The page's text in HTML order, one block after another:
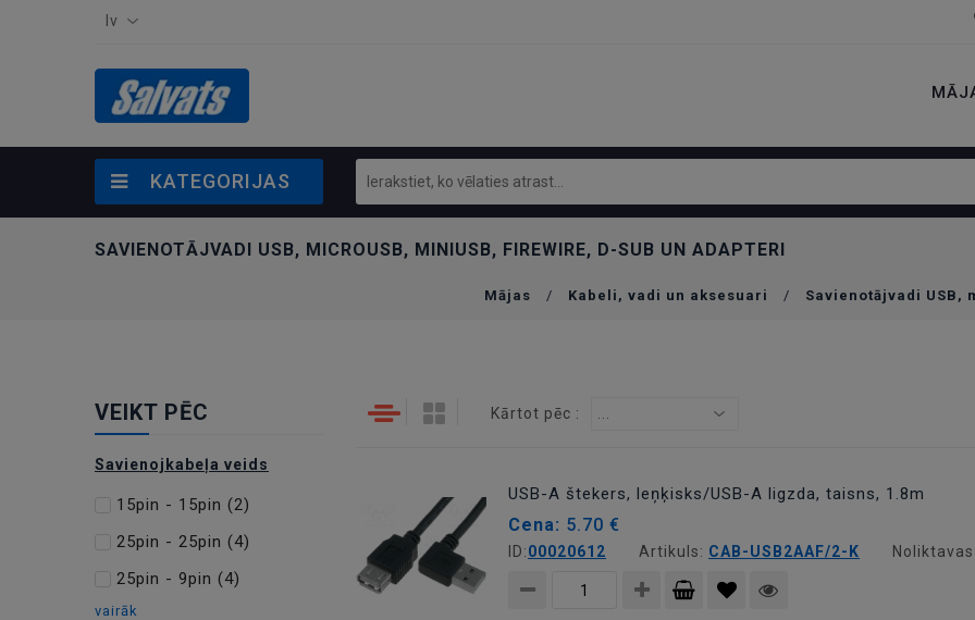
lv
KATEGORIJAS
SAVIENOTĀJVADI USB, MICROUSB, MINIUSB, FIREWIRE, D-SUB UN ADAPTERI
Mājas / Kabeli, vadi un aksesuari / Savienotājvadi USB,
VEIKT PĒC
Savienojkabeļa veids
15pin - 15pin (2)
25pin - 25pin (4)
25pin - 9pin (4)
vairāk
Kārtot pēc :
USB-A štekers, leņķisks/USB-A ligzda, taisns, 1.8m
Cena: 5.70 €
ID:00020612 Artikuls: CAB-USB2AAF/2-K